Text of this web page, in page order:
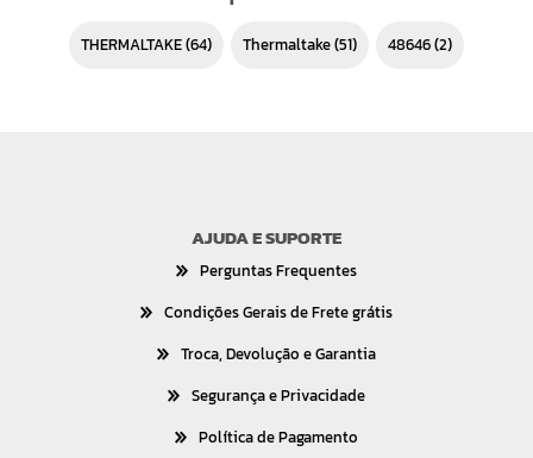
THERMALTAKE(64) thermaltake(51) 48646(2)
AJUDA E SUPORTE
Perguntas Frequentes
Condições Gerais de Frete grátis
Troca, Devolução e Garantia
Segurança e Privacidade
Política de Pagamento